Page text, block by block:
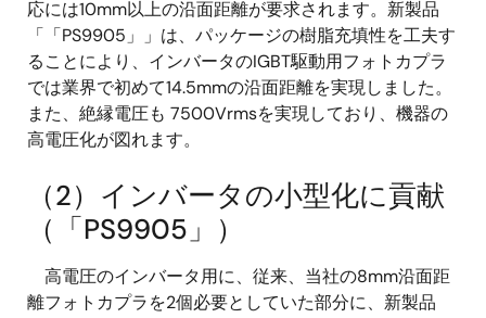
応には10mm以上の沿面距離が要求されます。新製品
「「PS9905」」は、パッケージの樹脂充填性を工夫す
ることにより、インバータのIGBT駆動用フォトカプラ
では業界で初めて14.5mmの沿面距離を実現しました。
また、絶縁電圧も 7500Vrmsを実現しており、機器の
高電圧化が図れます。
（2）インバータの小型化に貢献
（「PS9905」）
高電圧のインバータ用に、従来、当社の8mm沿面距
離フォトカプラを2個必要としていた部分に、新製品